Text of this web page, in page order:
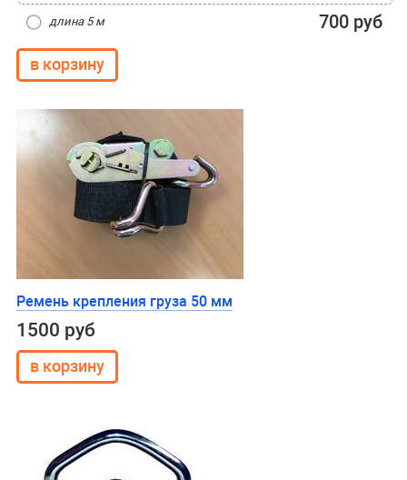
длина 5 м 700 руб
Ремень крепления груза 50 мм
1500 руб